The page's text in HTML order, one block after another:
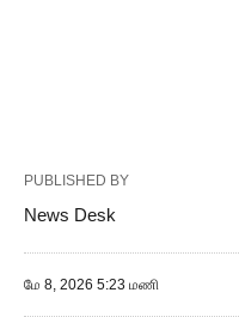
PUBLISHED BY
News Desk
மே 8, 2026 5:23 மணி